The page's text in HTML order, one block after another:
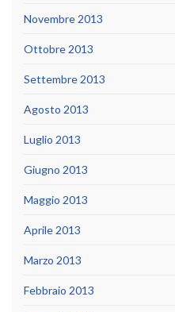
Novembre 2013
Ottobre 2013
Settembre 2013
Agosto 2013
Luglio 2013
Giugno 2013
Maggio 2013
Aprile 2013
Marzo 2013
Febbraio 2013